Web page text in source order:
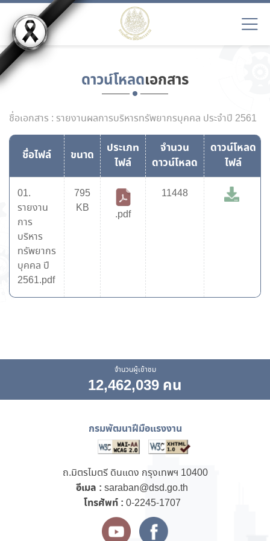
ดาวน์โหลดเอกสาร
ชื่อเอกสาร : รายงานผลการบริหารทรัพยากรบุคคล ประจำปี 2561
ชื่อไฟล์ ขนาด
ประเภท
ไฟล์
จำนวน
ดาวน์โหลด
ดาวน์โหลด
ไฟล์
01.
รายงาน
การ
บริหาร
ทรัพยากร
บุคคล ปี
2561.pdf
795
KB
.pdf
11448
จำนวนผู้เข้าชม
12,462,039 คน
กรมพัฒนาฝีมือแรงงาน
ถ.มิตรไมตรี ดินแดง กรุงเทพฯ 10400
อีเมล : saraban@dsd.go.th
โทรศัพท์ : 0-2245-1707